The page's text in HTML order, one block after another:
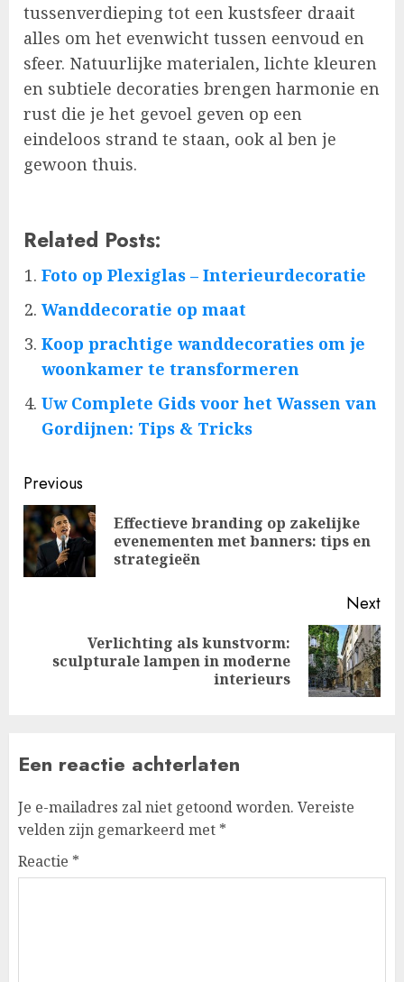
tussenverdieping tot een kustsfeer draait
alles om het evenwicht tussen eenvoud en
sfeer. Natuurlijke materialen, lichte kleuren
en subtiele decoraties brengen harmonie en
rust die je het gevoel geven op een
eindeloos strand te staan, ook al ben je
gewoon thuis.
Related Posts:
Foto op Plexiglas – Interieurdecoratie
Wanddecoratie op maat
Koop prachtige wanddecoraties om je
woonkamer te transformeren
Uw Complete Gids voor het Wassen van
Gordijnen: Tips & Tricks
Post
navigation
Previous
Effectieve branding op zakelijke
evenementen met banners: tips en
strategieën
Next
Next
Verlichting als kunstvorm:
sculpturale lampen in moderne
interieurs
Een reactie achterlaten
Je e-mailadres zal niet getoond worden. Vereiste
velden zijn gemarkeerd met *
Reactie *